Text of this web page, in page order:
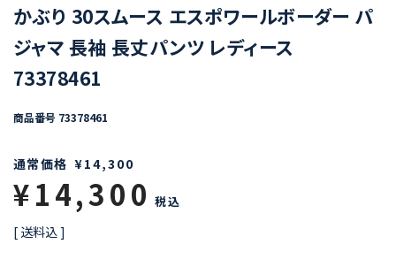
かぶり 30スムース エスポワールボーダー パ
ジャマ 長袖 長丈パンツ レディース
73378461
商品番号 73378461
通常価格 ¥14,300
¥14,300 税込
送料込